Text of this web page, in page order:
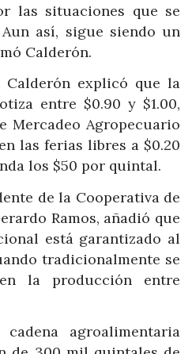
las situaciones que se
así, sigue siendo un
Calderón.
explicó que la
entre $0.90 y $1.00,
Mercadeo Agropecuario
las ferias libres a $0.20
los $50 por quintal.
de la Cooperativa de
Ramos, añadió que
está garantizado al
tradicionalmente se
la producción entre
agroalimentaria